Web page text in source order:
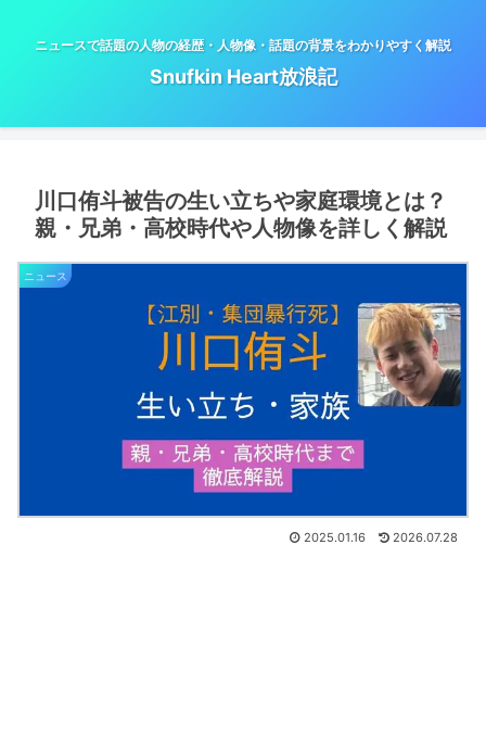
ニュースで話題の人物の経歴・人物像・話題の背景をわかりやすく解説
Snufkin Heart放浪記
川口侑斗被告の生い立ちや家庭環境とは？
親・兄弟・高校時代や人物像を詳しく解説
ニュース
2025.01.16 2026.07.28